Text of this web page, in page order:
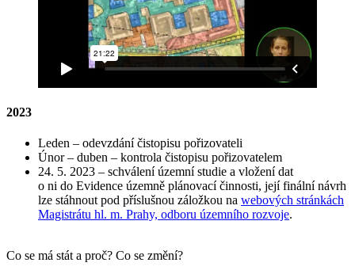
2023
Leden – odevzdání čistopisu pořizovateli
Únor – duben – kontrola čistopisu pořizovatelem
24. 5. 2023 – schválení územní studie a vložení dat
o ni do Evidence územně plánovací činnosti, její finální návrh
lze stáhnout pod příslušnou záložkou na webových stránkách
Magistrátu hl. m. Prahy, odboru územního rozvoje.
Co se má stát a proč? Co se změní?